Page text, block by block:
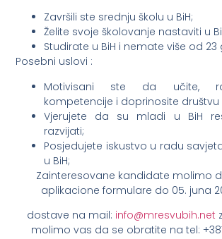
Završili ste srednju školu u BiH;
Želite svoje školovanje nastaviti u
Studirate u BiH i nemate više od 23
Posebni uslovi :
Motivisani ste da učite,
kompetencije i doprinosite društvu
Vjerujete da su mladi u BiH
razvijati;
Posjedujete iskustvo u radu
u BiH;
Zainteresovane kandidate molimo
aplikacione formulare do 05. juna
dostave na mail: info@mresvubih.net
molimo vas da se obratite na tel: